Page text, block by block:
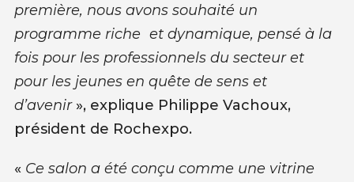
première, nous avons souhaité un
programme riche et dynamique, pensé à la
fois pour les professionnels du secteur et
pour les jeunes en quête de sens et
d’avenir », explique Philippe Vachoux,
président de Rochexpo.
« Ce salon a été conçu comme une vitrine